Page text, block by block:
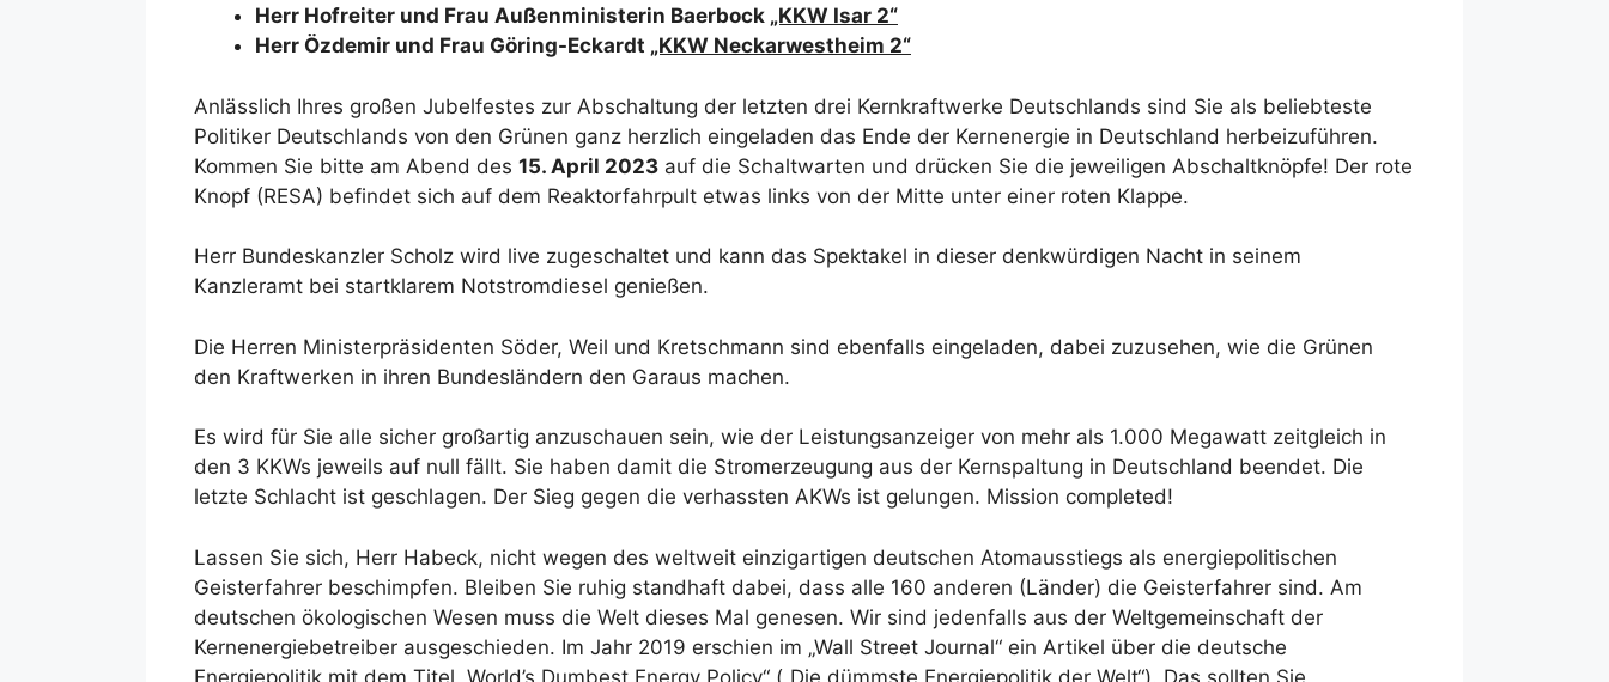
Herr Hofreiter und Frau Außenministerin Baerbock „KKW Isar 2“
Herr Özdemir und Frau Göring-Eckardt „KKW Neckarwestheim 2“
Anlässlich Ihres großen Jubelfestes zur Abschaltung der letzten drei Kernkraftwerke Deutschlands sind Sie als beliebteste
Politiker Deutschlands von den Grünen ganz herzlich eingeladen das Ende der Kernenergie in Deutschland herbeizuführen.
Kommen Sie bitte am Abend des 15. April 2023 auf die Schaltwarten und drücken Sie die jeweiligen Abschaltknöpfe! Der rote
Knopf (RESA) befindet sich auf dem Reaktorfahrpult etwas links von der Mitte unter einer roten Klappe.
Herr Bundeskanzler Scholz wird live zugeschaltet und kann das Spektakel in dieser denkwürdigen Nacht in seinem
Kanzleramt bei startklarem Notstromdiesel genießen.
Die Herren Ministerpräsidenten Söder, Weil und Kretschmann sind ebenfalls eingeladen, dabei zuzusehen, wie die Grünen
den Kraftwerken in ihren Bundesländern den Garaus machen.
Es wird für Sie alle sicher großartig anzuschauen sein, wie der Leistungsanzeiger von mehr als 1.000 Megawatt zeitgleich in
den 3 KKWs jeweils auf null fällt. Sie haben damit die Stromerzeugung aus der Kernspaltung in Deutschland beendet. Die
letzte Schlacht ist geschlagen. Der Sieg gegen die verhassten AKWs ist gelungen. Mission completed!
Lassen Sie sich, Herr Habeck, nicht wegen des weltweit einzigartigen deutschen Atomausstiegs als energiepolitischen
Geisterfahrer beschimpfen. Bleiben Sie ruhig standhaft dabei, dass alle 160 anderen (Länder) die Geisterfahrer sind. Am
deutschen ökologischen Wesen muss die Welt dieses Mal genesen. Wir sind jedenfalls aus der Weltgemeinschaft der
Kernenergiebetreiber ausgeschieden. Im Jahr 2019 erschien im „Wall Street Journal“ ein Artikel über die deutsche
Energiepolitik mit dem Titel „World’s Dumbest Energy Policy“ („Die dümmste Energiepolitik der Welt“). Das sollten Sie